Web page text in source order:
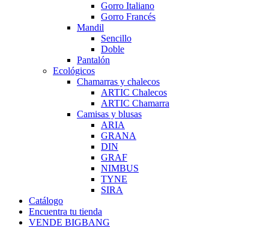
Gorro Italiano
Gorro Francés
Mandil
Sencillo
Doble
Pantalón
Ecológicos
Chamarras y chalecos
ARTIC Chalecos
ARTIC Chamarra
Camisas y blusas
ARIA
GRANA
DIN
GRAF
NIMBUS
TYNE
SIRA
Catálogo
Encuentra tu tienda
VENDE BIGBANG